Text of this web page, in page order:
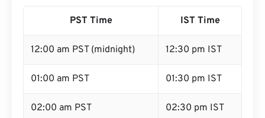
PST Time IST Time
12:00 am PST (midnight) 12:30 pm IST
01:00 am PST 01:30 pm IST
02:00 am PST 02:30 pm IST